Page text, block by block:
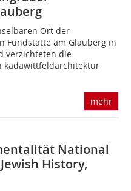
Ort der
Fundstätte am Glauberg in
verzichteten die
kadawittfeldarchitektur
mehr
National
History,